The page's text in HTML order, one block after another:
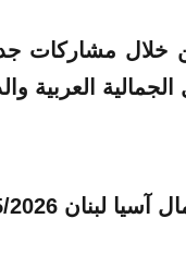
خلال مشاركات
الجمالية العربية